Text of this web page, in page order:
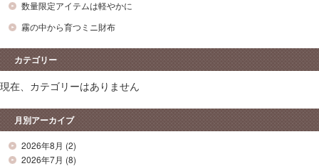
数量限定アイテムは軽やかに
霧の中から育つミニ財布
カテゴリー
現在、カテゴリーはありません
月別アーカイブ
2026年8月 (2)
2026年7月 (8)